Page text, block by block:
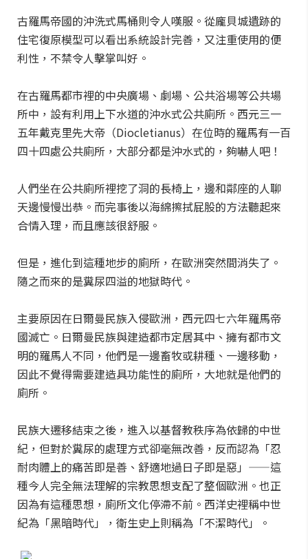
古羅馬帝國的沖洗式馬桶則令人嘆服。從龐貝城遺跡的
住宅復原模型可以看出系統設計完善，又注重使用的便
利性，不禁令人擊掌叫好。
在古羅馬都市裡的中央廣場、劇場、公共浴場等公共場
所中，設有利用上下水道的沖水式公共廁所。西元三一
五年戴克里先大帝（Diocletianus）在位時的羅馬有一百
四十四處公共廁所，大部分都是沖水式的，夠嚇人吧！
人們坐在公共廁所裡挖了洞的長椅上，邊和鄰座的人聊
天邊慢慢出恭。而完事後以海綿擦拭屁股的方法聽起來
合情入理，而且應該很舒服。
但是，進化到這種地步的廁所，在歐洲突然間消失了。
隨之而來的是糞尿四溢的地獄時代。
主要原因在日爾曼民族入侵歐洲，西元四七六年羅馬帝
國滅亡。日爾曼民族與建造都市定居其中、擁有都市文
明的羅馬人不同，他們是一邊畜牧或耕種、一邊移動，
因此不覺得需要建造具功能性的廁所，大地就是他們的
廁所。
民族大遷移結束之後，進入以基督教秩序為依歸的中世
紀，但對於糞尿的處理方式卻毫無改善，反而認為「忍
耐肉體上的痛苦即是善、舒適地過日子即是惡」——這
種今人完全無法理解的宗教思想支配了整個歐洲。也正
因為有這種思想，廁所文化停滯不前。西洋史裡稱中世
紀為「黑暗時代」，衛生史上則稱為「不潔時代」。